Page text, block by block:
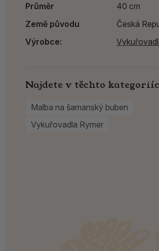
Průměr
40 cm
Země původu
Česká
Výrobce:
Najdete v těchto
Malba na šamanský buben
Vykuřovadla Rymer